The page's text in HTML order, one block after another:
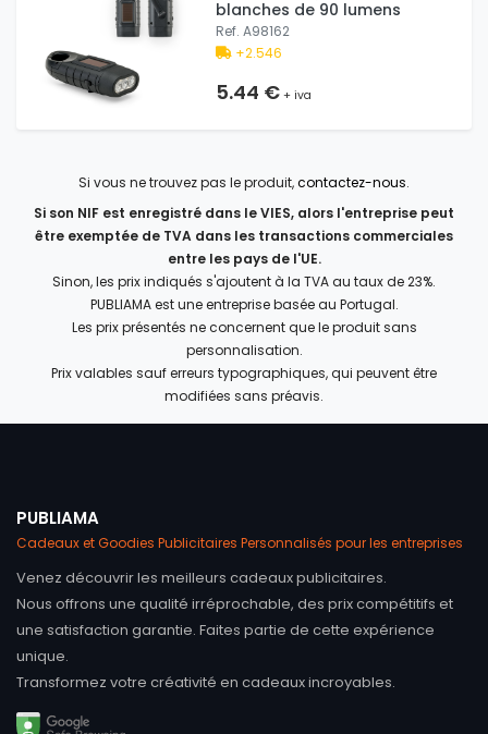
blanches de 90 lumens
Ref. A98162
+2.546
5.44 €+ iva
Si vous ne trouvez pas le produit,contactez-nous.
Si son NIF est enregistré dans le VIES, alors l'entreprise peut
être exemptée de TVA dans les transactions commerciales
entre les pays de l'UE.
Sinon, les prix indiqués s'ajoutent à la TVA au taux de 23%.
PUBLIAMA est une entreprise basée au Portugal.
Les prix présentés ne concernent que le produit sans
personnalisation.
Prix valables sauf erreurs typographiques, qui peuvent être
modifiées sans préavis.
PUBLIAMA
Cadeaux et Goodies Publicitaires Personnalisés pour les entreprises
Venez découvrir les meilleurs cadeaux publicitaires.
Nous offrons une qualité irréprochable, des prix compétitifs et
une satisfaction garantie. Faites partie de cette expérience
unique.
Transformez votre créativité en cadeaux incroyables.